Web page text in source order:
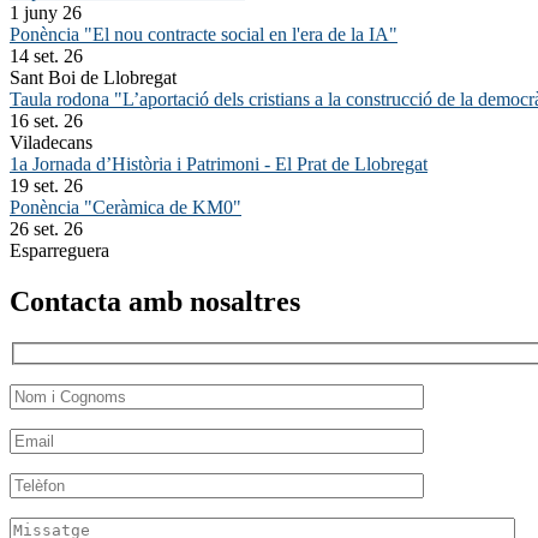
1 juny 26
Ponència "El nou contracte social en l'era de la IA"
14 set. 26
Sant Boi de Llobregat
Taula rodona "L’aportació dels cristians a la construcció de la
16 set. 26
Viladecans
1a Jornada d’Història i Patrimoni - El Prat de Llobregat
19 set. 26
Ponència "Ceràmica de KM0"
26 set. 26
Esparreguera
Contacta amb nosaltres